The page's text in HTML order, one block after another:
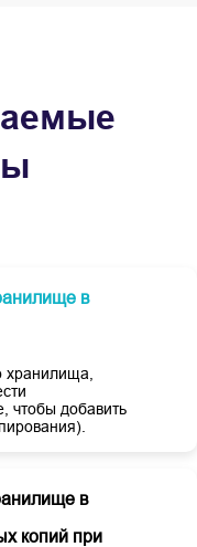
в
хранилища,
чтобы добавить
в
копий при